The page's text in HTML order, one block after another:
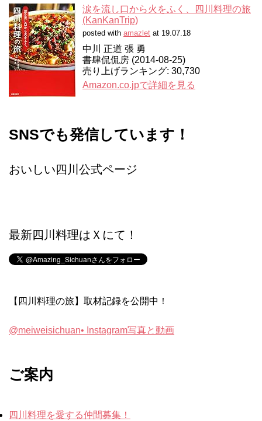
涙を流し口から火をふく、四川料理の旅
(KanKanTrip)
posted with amazlet at 19.07.18
中川 正道 張 勇
書肆侃侃房 (2014-08-25)
売り上げランキング: 30,730
Amazon.co.jpで詳細を見る
SNSでも発信しています！
おいしい四川公式ページ
最新四川料理はＸにて！
【四川料理の旅】取材記録を公開中！
@meiweisichuan• Instagram写真と動画
ご案内
四川料理を愛する仲間募集！